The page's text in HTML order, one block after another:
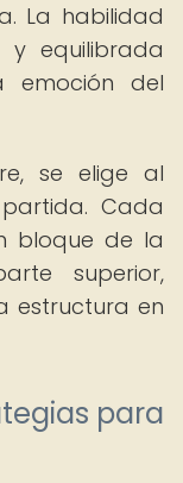
La habilidad
equilibrada
emoción del
se elige al
Cada
bloque de la
superior,
estructura en
para